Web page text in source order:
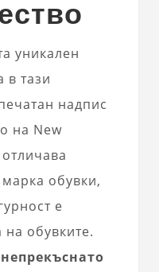
уникален
в тази
надпис
на New
обувки,
е
обувките.